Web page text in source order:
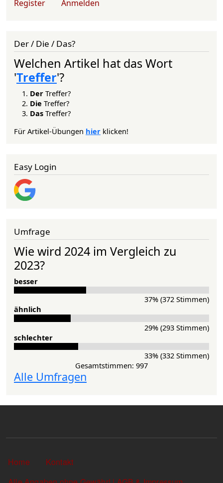
Register Anmelden
Der / Die / Das?
Welchen Artikel hat das Wort
'Treffer'?
Der Treffer?
Die Treffer?
Das Treffer?
Für Artikel-Übungen hier klicken!
Easy Login
Umfrage
Wie wird 2024 im Vergleich zu
2023?
besser
37% (372 Stimmen)
ähnlich
29% (293 Stimmen)
schlechter
33% (332 Stimmen)
Gesamtstimmen: 997
Alle Umfragen
Sekundärlinks
Home
Kontakt